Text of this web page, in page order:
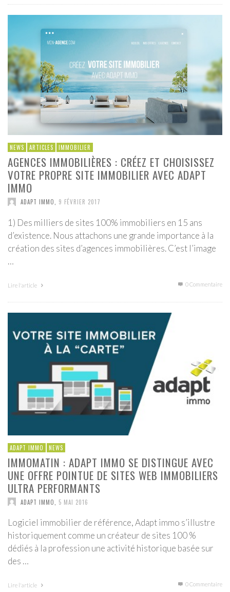
NEWS ARTICLES IMMOBILIER
AGENCES IMMOBILIÈRES : CRÉEZ ET CHOISISSEZ
VOTRE PROPRE SITE IMMOBILIER AVEC ADAPT
IMMO
ADAPT IMMO 9 FÉVRIER 2017
1) Des milliers de sites 100% immobiliers en 15 ans
d’existence. Nous attachons une grande importance à la
création des sites d’agences immobilières. C’est l’image
…
Lire l'article 0 Commentaire
ADAPT IMMO NEWS
IMMOMATIN : ADAPT IMMO SE DISTINGUE AVEC
UNE OFFRE POINTUE DE SITES WEB IMMOBILIERS
ULTRA PERFORMANTS
ADAPT IMMO 5 MAI 2016
Logiciel immobilier de référence, Adapt immo s’illustre
historiquement comme un créateur de sites 100 %
dédiés à la profession une activité historique basée sur
des …
Lire l'article 0 Commentaire